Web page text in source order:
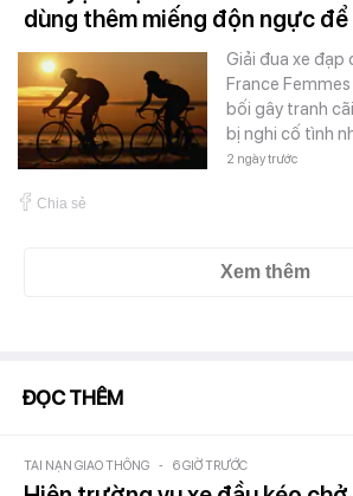
dùng thêm miếng độn ngực
Giải đua xe đạp
France
bối gây tranh
bị nghi cố tình
2 ngày trước
Chia sẻ
Xem thêm
ĐỌC THÊM
TAI NẠN GIAO THÔNG - 6 GIỜ TRƯỚC